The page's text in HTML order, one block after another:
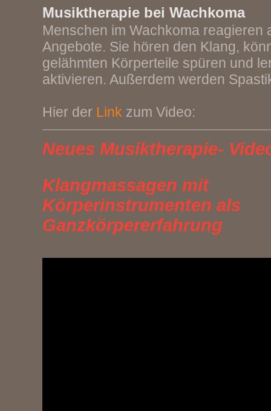
Musiktherapie bei Wachkoma
Menschen im Wachkoma reagieren
Angebote. Sie hören den Klang,
gelähmten Körperteile spüren und
aktivieren. Außerdem werden
Hier der Link zum Video:
Neues Musiktherapie-
Klangmassagen mit
Körperinstrumenten als
Ganzkörpererfahrung